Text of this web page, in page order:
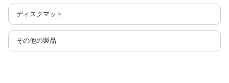
ディスクマット
その他の製品